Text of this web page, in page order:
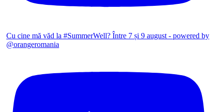
Cu cine mă văd la #SummerWell? Între 7 și 9 august - powered by
@orangeromania